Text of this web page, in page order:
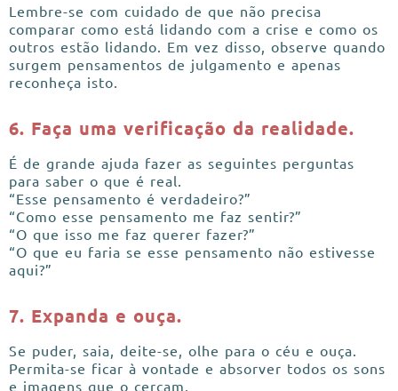
Lembre-se com cuidado de que não precisa
comparar como está lidando com a crise e como os
outros estão lidando. Em vez disso, observe quando
surgem pensamentos de julgamento e apenas
reconheça isto.
6. Faça uma verificação da realidade.
É de grande ajuda fazer as seguintes perguntas
para saber o que é real.
“Esse pensamento é verdadeiro?”
“Como esse pensamento me faz sentir?”
“O que isso me faz querer fazer?”
“O que eu faria se esse pensamento não estivesse
aqui?”
7. Expanda e ouça.
Se puder, saia, deite-se, olhe para o céu e ouça.
Permita-se ficar à vontade e absorver todos os sons
e imagens que o cercam.